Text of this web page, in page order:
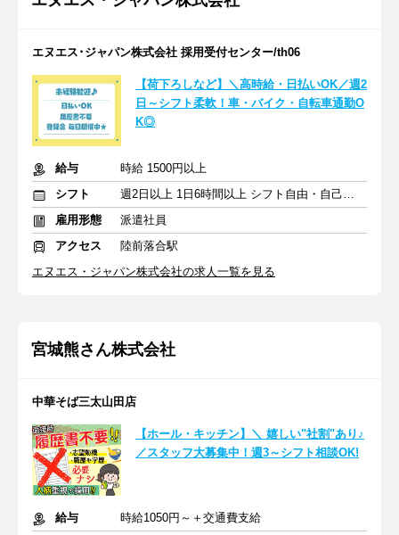
エヌエス･ジャパン株式会社 採用受付センター/th06
【荷下ろしなど】＼高時給・日払いOK／週2
日～シフト柔軟！車・バイク・自転車通勤O
K◎
給与
時給 1500円以上
シフト
週2日以上 1日6時間以上 シフト自由・自己申告
雇用形態
派遣社員
アクセス
陸前落合駅
エヌエス・ジャパン株式会社の求人一覧を見る
宮城熊さん株式会社
中華そば三太山田店
【ホール・キッチン】＼ 嬉しい"社割"あり♪
／スタッフ大募集中！週3～シフト相談OK!
給与
時給1050円～＋交通費支給